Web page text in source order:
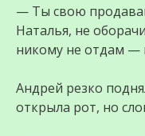
— Ты свою
Наталья, не
никому не отдам —
Андрей резко
открыла рот, но